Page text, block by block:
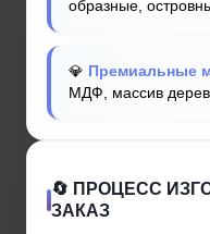
образные,
💎 Премиальные
МДФ, массив
🔄 ПРОЦЕСС
ЗАКАЗ